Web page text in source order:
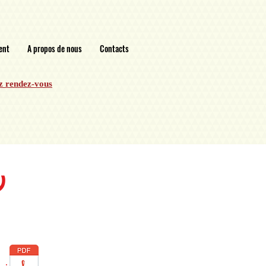
A propos de nous Contacts
rendez-vous